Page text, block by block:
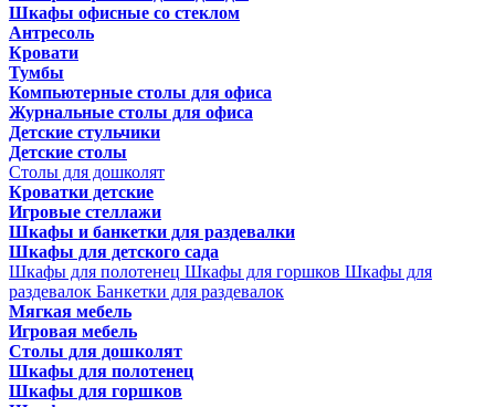
Шкафы офисные со стеклом
Антресоль
Кровати
Тумбы
Компьютерные столы для офиса
Журнальные столы для офиса
Детские стульчики
Детские столы
Столы для дошколят
Кроватки детские
Игровые стеллажи
Шкафы и банкетки для раздевалки
Шкафы для детского сада
Шкафы для полотенец Шкафы для горшков Шкафы для
раздевалок Банкетки для раздевалок
Мягкая мебель
Игровая мебель
Столы для дошколят
Шкафы для полотенец
Шкафы для горшков